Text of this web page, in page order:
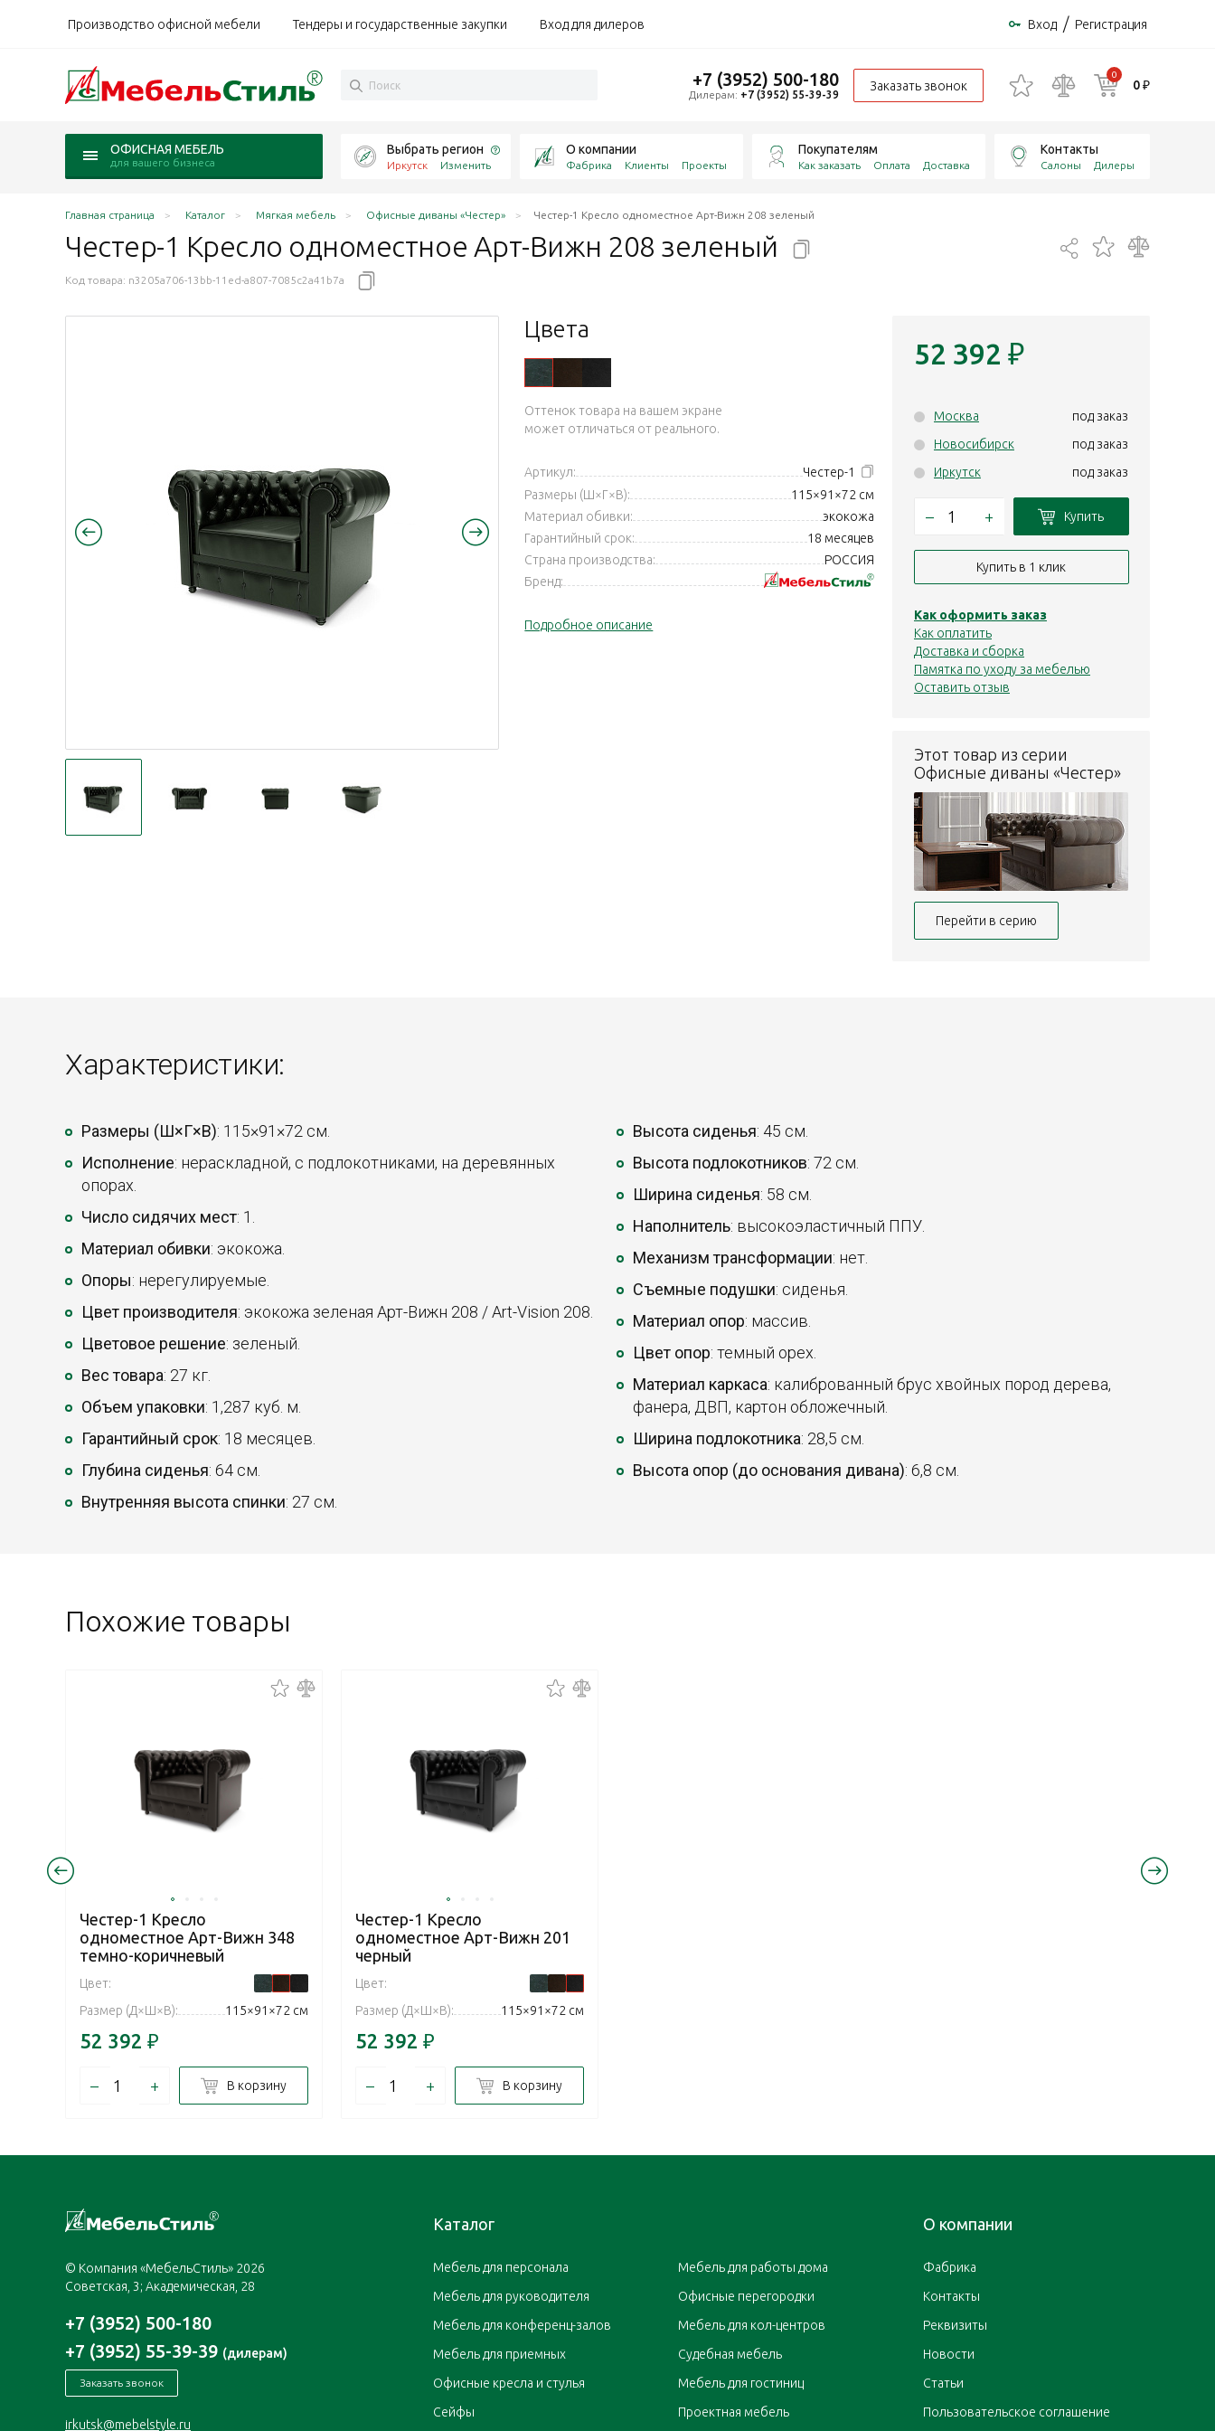
Производство офисной мебели Тендеры и государственные закупки Вход для дилеров Вход / Регистрация
+7 (3952) 500-180
Дилерам: +7 (3952) 55-39-39
Заказать звонок
0
0 ₽
ОФИСНАЯ МЕБЕЛЬ
для вашего бизнеса
Выбрать регион
Иркутск Изменить
О компании
Фабрика Клиенты Проекты
Покупателям
Как заказать Оплата Доставка
Контакты
Салоны Дилеры
Главная страница Каталог Мягкая мебель Офисные диваны «Честер» Честер-1 Кресло одноместное Арт-Вижн 208 зеленый
Честер-1 Кресло одноместное Арт-Вижн 208 зеленый
Код товара: n3205a706-13bb-11ed-a807-7085c2a41b7a
Цвета
Оттенок товара на вашем экране
может отличаться от реального.
Артикул:
Честер-1
Размеры (Ш×Г×В):
115×91×72 см
Материал обивки:
экокожа
Гарантийный срок:
18 месяцев
Страна производства:
РОССИЯ
Бренд:
Подробное описание
52 392 ₽
Москва
под заказ
Новосибирск
под заказ
Иркутск
под заказ
– + Купить
Купить в 1 клик
Как оформить заказ
Как оплатить
Доставка и сборка
Памятка по уходу за мебелью
Оставить отзыв
Этот товар из серии
Офисные диваны «Честер»
Перейти в серию
Характеристики:
Размеры (Ш×Г×В): 115×91×72 см.
Исполнение: нераскладной, с подлокотниками, на деревянных
опорах.
Число сидячих мест: 1.
Материал обивки: экокожа.
Опоры: нерегулируемые.
Цвет производителя: экокожа зеленая Арт-Вижн 208 / Art-Vision 208.
Цветовое решение: зеленый.
Вес товара: 27 кг.
Объем упаковки: 1,287 куб. м.
Гарантийный срок: 18 месяцев.
Глубина сиденья: 64 см.
Внутренняя высота спинки: 27 см.
Высота сиденья: 45 см.
Высота подлокотников: 72 см.
Ширина сиденья: 58 см.
Наполнитель: высокоэластичный ППУ.
Механизм трансформации: нет.
Съемные подушки: сиденья.
Материал опор: массив.
Цвет опор: темный орех.
Материал каркаса: калиброванный брус хвойных пород дерева,
фанера, ДВП, картон обложечный.
Ширина подлокотника: 28,5 см.
Высота опор (до основания дивана): 6,8 см.
Похожие товары
Честер-1 Кресло
одноместное Арт-Вижн 348
темно-коричневый
Цвет:
Размер (Д×Ш×В):
115×91×72 см
52 392 ₽
– + В корзину
Честер-1 Кресло
одноместное Арт-Вижн 201
черный
Цвет:
Размер (Д×Ш×В):
115×91×72 см
52 392 ₽
– + В корзину
© Компания «МебельСтиль» 2026
Советская, 3; Академическая, 28
+7 (3952) 500-180
+7 (3952) 55-39-39 (дилерам)
Заказать звонок
irkutsk@mebelstyle.ru
Каталог
Мебель для персонала
Мебель для руководителя
Мебель для конференц-залов
Мебель для приемных
Офисные кресла и стулья
Сейфы
Мебель для работы дома
Офисные перегородки
Мебель для кол-центров
Судебная мебель
Мебель для гостиниц
Проектная мебель
О компании
Фабрика
Контакты
Реквизиты
Новости
Статьи
Пользовательское соглашение